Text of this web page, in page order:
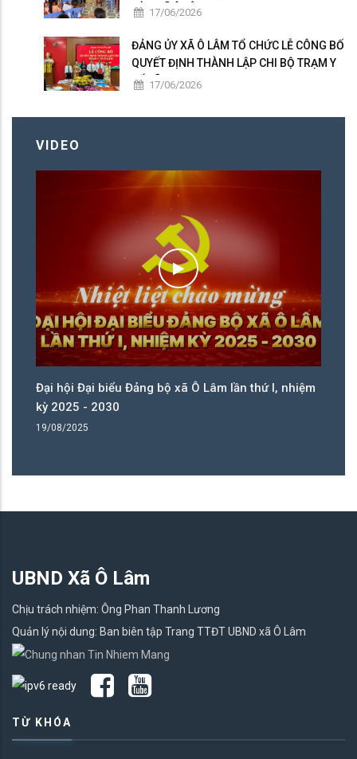
BÀN XÃ Ô LÂM
17/06/2026
ĐẢNG ỦY XÃ Ô LÂM TỔ CHỨC LỄ CÔNG BỐ
QUYẾT ĐỊNH THÀNH LẬP CHI BỘ TRẠM Y
TẾ XÃ17/06/2026
VIDEO
Đại hội Đại biểu Đảng bộ xã Ô Lâm lần thứ I, nhiệm
kỳ 2025 - 2030
19/08/2025
UBND Xã Ô Lâm
Chịu trách nhiệm: Ông Phan Thanh Lương
Quản lý nội dung: Ban biên tập Trang TTĐT UBND xã Ô Lâm
TỪ KHÓA